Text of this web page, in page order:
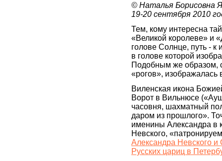
© Наталья Борисовна
19-20 сентября 2010
Тем, кому интересна
«Великой королеве» и
голове Солнце, путь - к
в голове которой
Подобным же образом,
«рогов», изображалась
Виленская икона
Ворот в Вильнюсе
часовня, шахматный
даром из прошлого».
именины Александра в
Невского,
Александра Невского и
Русских цариц в